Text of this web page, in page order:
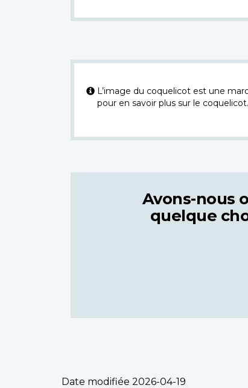
L’image du coquelicot est une
pour en savoir plus sur le coquelicot.
Avons-nous
quelque
Date modifiée 2026-04-19